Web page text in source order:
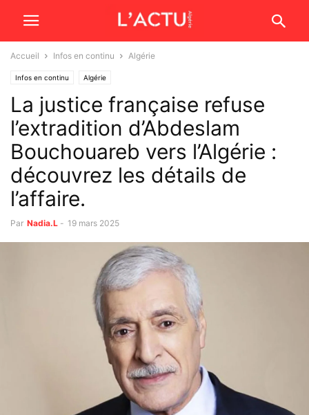
Accueil Infos en continu Algérie
Infos en continu Algérie
La justice française refuse
l’extradition d’Abdeslam
Bouchouareb vers l’Algérie :
découvrez les détails de
l’affaire.
Par Nadia.L - 19 mars 2025